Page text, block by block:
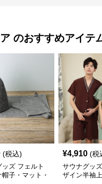
のおすすめアイテ
(税込)
ズ フェルト
子・マット・
¥4,910 (税
サウナグッ
ザイン半袖